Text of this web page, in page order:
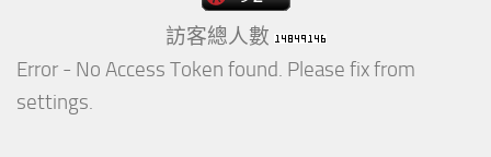
訪客總人數
Error - No Access Token found. Please fix from
settings.